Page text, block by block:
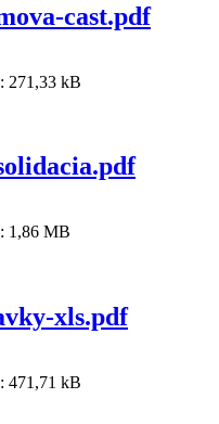
cast.pdf
271,33 kB
1,86 MB
xls.pdf
471,71 kB